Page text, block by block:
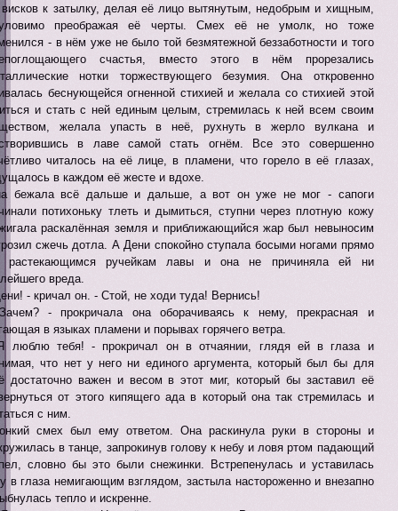
висков к затылку, делая её лицо вытянутым, недобрым и хищным,
преображая её черты. Смех её не умолк, но тоже
- в нём уже не было той безмятежной беззаботности и того
счастья, вместо этого в нём прорезались
нотки торжествующего безумия. Она откровенно
беснующейся огненной стихией и желала со стихией этой
и стать с ней единым целым, стремилась к ней всем своим
желала упасть в неё, рухнуть в жерло вулкана и
в лаве самой стать огнём. Все это совершенно
читалось на её лице, в пламени, что горело в её глазах,
в каждом её жесте и вдохе.
бежала всё дальше и дальше, а вот он уже не мог - сапоги
потихоньку тлеть и дымиться, ступни через плотную кожу
раскалённая земля и приближающийся жар был невыносим
сжечь дотла. А Дени спокойно ступала босыми ногами прямо
растекающимся ручейкам лавы и она не причиняла ей ни
вреда.
- кричал он. - Стой, не ходи туда! Вернись!
- прокричала она оборачиваясь к нему, прекрасная и
в языках пламени и порывах горячего ветра.
люблю тебя! - прокричал он в отчаянии, глядя ей в глаза и
что нет у него ни единого аргумента, который был бы для
достаточно важен и весом в этот миг, который бы заставил её
от этого кипящего ада в который она так стремилась и
с ним.
смех был ему ответом. Она раскинула руки в стороны и
в танце, запрокинув голову к небу и ловя ртом падающий
словно бы это были снежинки. Встрепенулась и уставилась
в глаза немигающим взглядом, застыла настороженно и внезапно
тепло и искренне.